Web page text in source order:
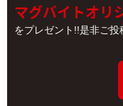
マグバイトオリ
をプレゼント!!是非ご投